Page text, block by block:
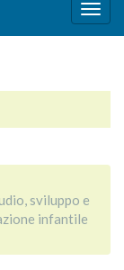
sviluppo e
infantile